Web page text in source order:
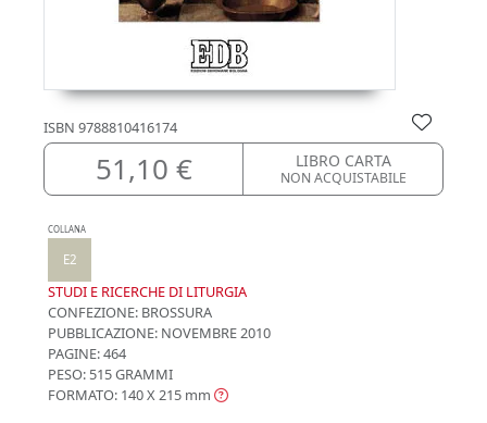
ISBN 9788810416174
51,10 € LIBRO CARTA
NON ACQUISTABILE
COLLANA
E2
STUDI E RICERCHE DI LITURGIA
CONFEZIONE: BROSSURA
PUBBLICAZIONE: NOVEMBRE 2010
PAGINE: 464
PESO: 515 GRAMMI
FORMATO: 140 X 215 mm